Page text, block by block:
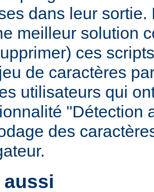
dans leur sortie.
meilleur solution
ces
de caractères
utilisateurs qui
"Détection
des
aussi